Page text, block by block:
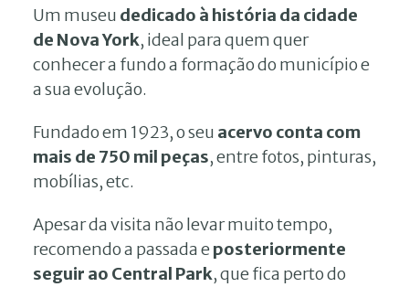
Um museu dedicado à história da cidade
de Nova York, ideal para quem quer
conhecer a fundo a formação do município e
a sua evolução.
Fundado em 1923, o seu acervo conta com
mais de 750 mil peças, entre fotos, pinturas,
mobílias, etc.
Apesar da visita não levar muito tempo,
recomendo a passada eposteriormente
seguir ao Central Park, que fica perto do